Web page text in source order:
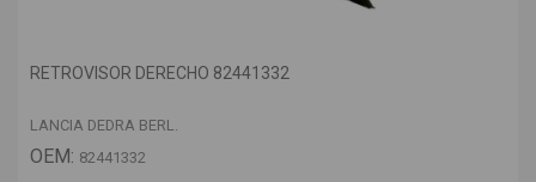
RETROVISOR DERECHO 82441332
LANCIA DEDRA BERL.
OEM: 82441332